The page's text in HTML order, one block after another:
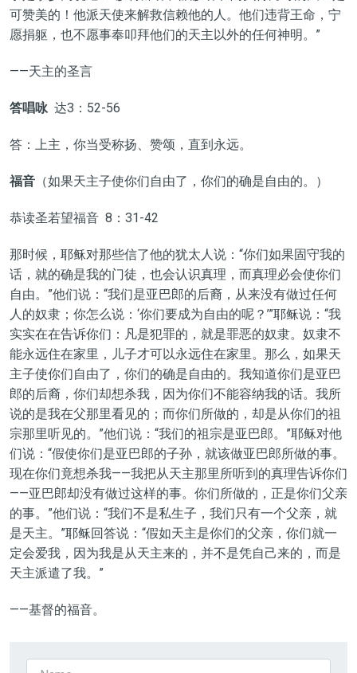
可赞美的！他派天使来解救信赖他的人。他们违背王命，宁
愿捐躯，也不愿事奉叩拜他们的天主以外的任何神明。”
——天主的圣言
答唱咏 达3：52-56
答：上主，你当受称扬、赞颂，直到永远。
福音（如果天主子使你们自由了，你们的确是自由的。）
恭读圣若望福音 8：31-42
那时候，耶稣对那些信了他的犹太人说：“你们如果固守我的
话，就的确是我的门徒，也会认识真理，而真理必会使你们
自由。”他们说：“我们是亚巴郎的后裔，从来没有做过任何
人的奴隶；你怎么说：‘你们要成为自由的呢？’”耶稣说：“我
实实在在告诉你们：凡是犯罪的，就是罪恶的奴隶。奴隶不
能永远住在家里，儿子才可以永远住在家里。那么，如果天
主子使你们自由了，你们的确是自由的。我知道你们是亚巴
郎的后裔，你们却想杀我，因为你们不能容纳我的话。我所
说的是我在父那里看见的；而你们所做的，却是从你们的祖
宗那里听见的。”他们说：“我们的祖宗是亚巴郎。”耶稣对他
们说：“假使你们是亚巴郎的子孙，就该做亚巴郎所做的事。
现在你们竟想杀我——我把从天主那里所听到的真理告诉你们
——亚巴郎却没有做过这样的事。你们所做的，正是你们父亲
的事。”他们说：“我们不是私生子，我们只有一个父亲，就
是天主。”耶稣回答说：“假如天主是你们的父亲，你们就一
定会爱我，因为我是从天主来的，并不是凭自己来的，而是
天主派遣了我。”
——基督的福音。